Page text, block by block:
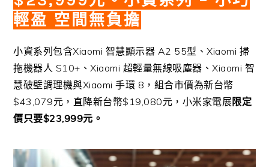
輕盈 空間無負擔
小資系列包含Xiaomi 智慧顯示器 A2 55型、Xiaomi 掃
拖機器人 S10+、Xiaomi 超輕量無線吸塵器、Xiaomi 智
慧破壁調理機與Xiaomi 手環 8，組合市價為新台幣
$43,079元，直降新台幣$19,080元，小米家電展限定
價只要$23,999元。